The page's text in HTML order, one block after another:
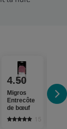
4.50
Migros
Entrecôte
de bœuf
15
Thai